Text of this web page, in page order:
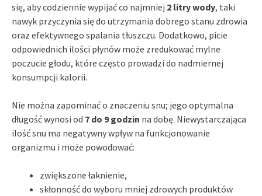
się, aby codziennie wypijać co najmniej 2 litry wody, taki
nawyk przyczynia się do utrzymania dobrego stanu zdrowia
oraz efektywnego spalania tłuszczu. Dodatkowo, picie
odpowiednich ilości płynów może zredukować mylne
poczucie głodu, które często prowadzi do nadmiernej
konsumpcji kalorii.
Nie można zapominać o znaczeniu snu; jego optymalna
długość wynosi od 7 do 9 godzin na dobę. Niewystarczająca
ilość snu ma negatywny wpływ na funkcjonowanie
organizmu i może powodować:
zwiększone łaknienie,
skłonność do wyboru mniej zdrowych produktów